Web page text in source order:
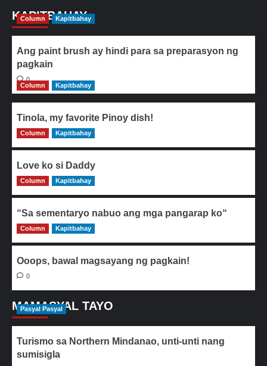
KAPITBAHAY
Column Kapitbahay
Ang paint brush ay hindi para sa preparasyon ng
pagkain
0
Column
Kapitbahay
Tinola, my favorite Pinoy dish!
0
Column Kapitbahay
Love ko si Daddy
0
Column Kapitbahay
“Sa sementaryo nabuo ang mga pangarap ko“
0
Column Kapitbahay
Ooops, bawal magsayang ng pagkain!
0
MAMASYAL TAYO
Pasyal Pasyal
Turismo sa Northern Mindanao, unti-unti nang
sumisigla